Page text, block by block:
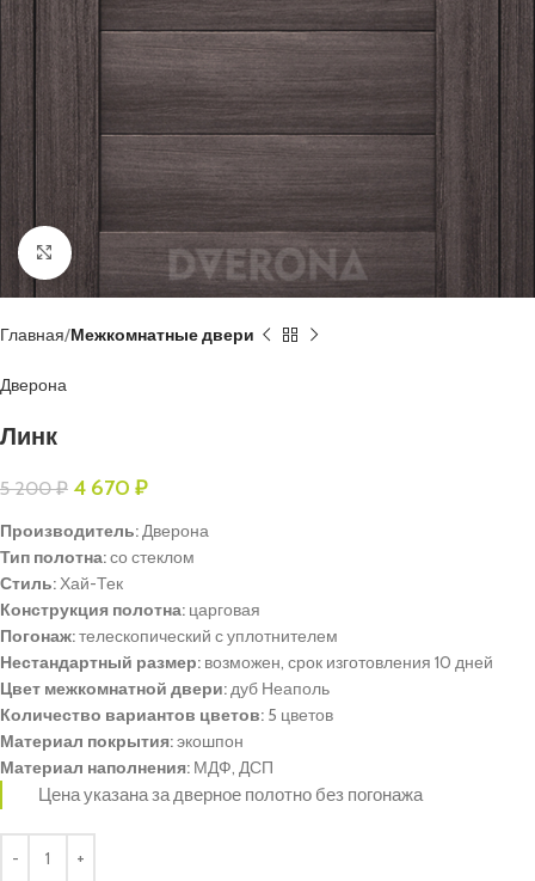
Нажмите, чтобы увеличить
Главная Межкомнатные двери
Дверона
Линк
5 200₽ 4 670 ₽
Производитель:Дверона
Тип полотна:со стеклом
Стиль:Хай-Тек
Конструкция полотна: царговая
Погонаж:телескопический с уплотнителем
Нестандартный размер: возможен, срок изготовления 10 дней
Цвет межкомнатной двери:дуб Неаполь
Количество вариантов цветов: 5 цветов
Материал покрытия:экошпон
Материал наполнения: МДФ, ДСП
Цена указана за дверное полотно без погонажа